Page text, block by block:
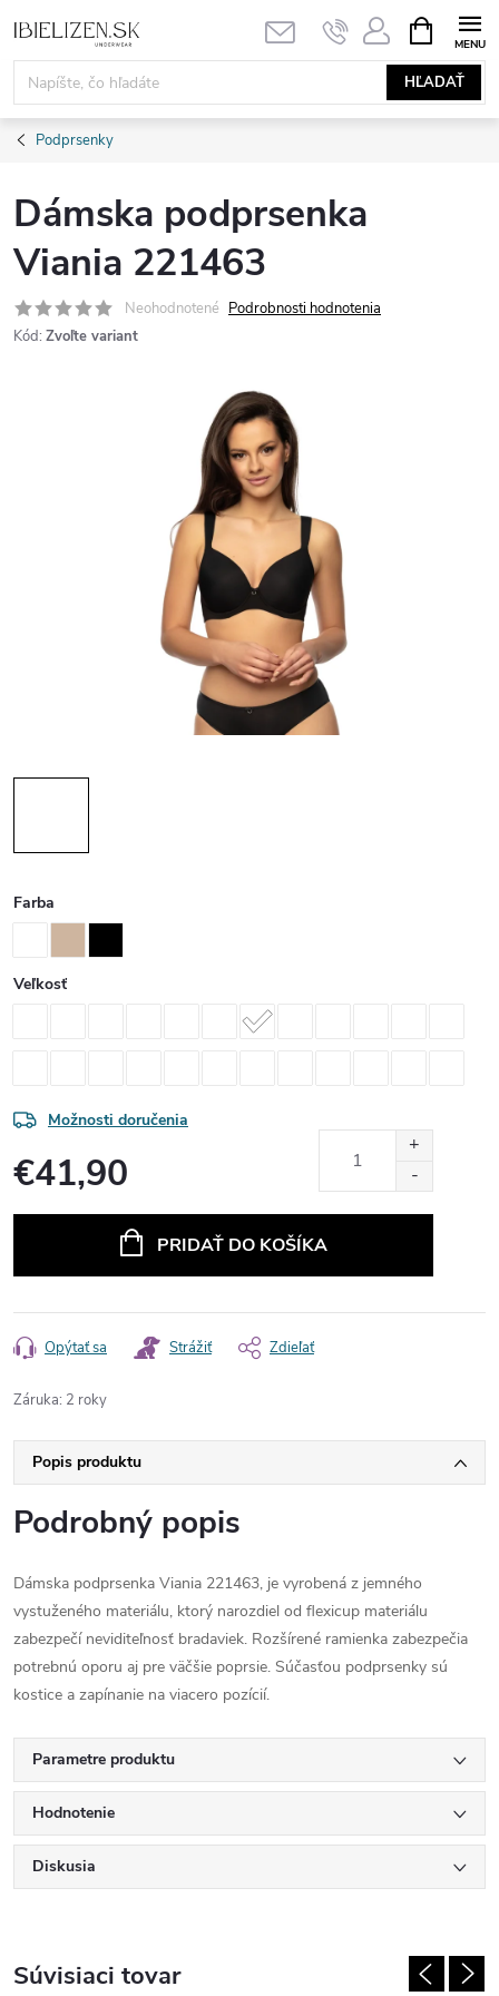
na
obsah
HĽADAŤ
KOŠÍK
Podprsenky
Dámska podprsenka
Viania 221463
Neohodnotené Podrobnosti hodnotenia
Kód: Zvoľte variant
Farba
Veľkosť
Možnosti doručenia
€41,90
PRIDAŤ DO KOŠÍKA
Opýtať sa Strážiť Zdieľať
Záruka: 2 roky
Popis produktu
Podrobný popis
Dámska podprsenka Viania 221463, je vyrobená z jemného
vystuženého materiálu, ktorý narozdiel od flexicup materiálu
zabezpečí neviditeľnosť bradaviek. Rozšírené ramienka zabezpečia
potrebnú oporu aj pre väčšie poprsie. Súčasťou podprsenky sú
kostice a zapínanie na viacero pozícií.
Parametre produktu
Hodnotenie
Diskusia
Súvisiaci tovar